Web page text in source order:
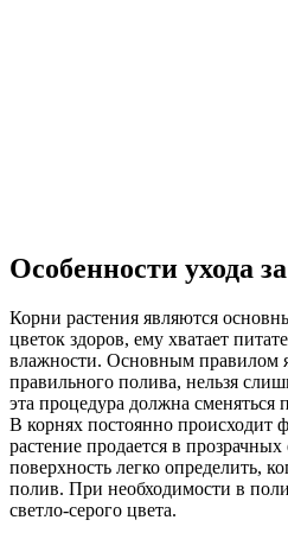
Особенности ухода
Корни растения являются
цветок здоров, ему хватает
влажности. Основным правилом
правильного полива, нельзя
эта процедура должна
В корнях постоянно происходит
растение продается в
поверхность легко определить,
полив. При необходимости в
светло-серого цвета.